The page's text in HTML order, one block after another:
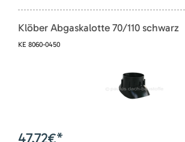
Klöber Abgaskalotte 70/110 schwarz
KE 8060-0450
47,72€*